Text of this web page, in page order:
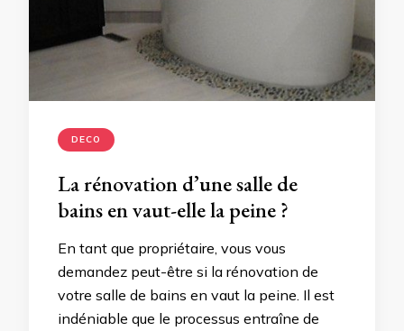
DECO
La rénovation d’une salle de
bains en vaut-elle la peine ?
En tant que propriétaire, vous vous
demandez peut-être si la rénovation de
votre salle de bains en vaut la peine. Il est
indéniable que le processus entraîne de